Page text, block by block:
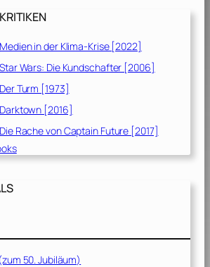
Medien in der Klima-Krise [2022]
Star Wars: Die Kundschafter [2006]
Der Turm [1973]
Darktown [2016]
Die Rache von Captain Future [2017]
50. Jubiläum)